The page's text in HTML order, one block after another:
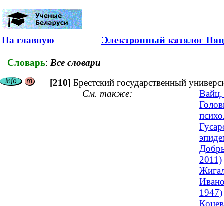
На главную
Словарь: Все словари
[210] Брестский государственный
См. также:
Вайц,
2011)
1947)